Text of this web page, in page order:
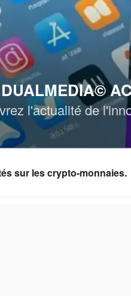
DUALMEDIA©
l'actualité de
sur les crypto-monnaies.